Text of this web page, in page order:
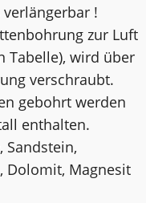
!
zur Luft
Tabelle), wird über
verschraubt.
gebohrt werden
enthalten.
Sandstein,
Dolomit, Magnesit